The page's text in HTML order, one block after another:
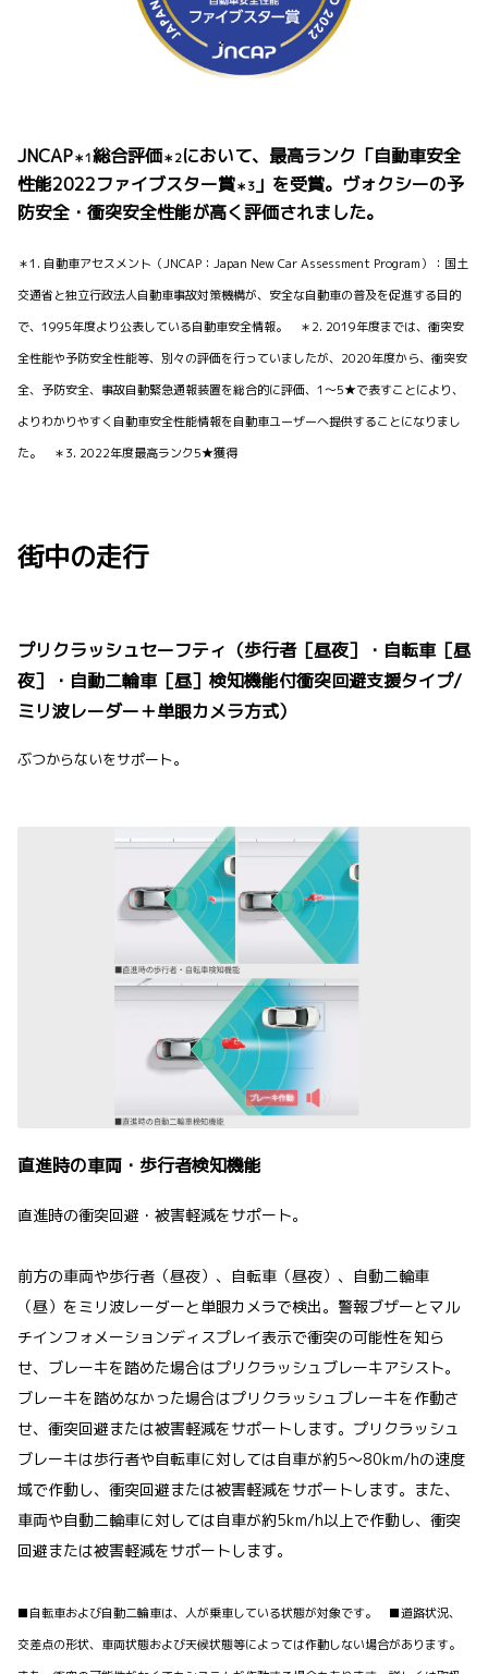
JNCAP＊1総合評価＊2において、最高ランク「自動車安全
性能2022ファイブスター賞＊3 」を受賞。ヴォクシーの予
防安全・衝突安全性能が高く評価されました。
＊1. 自動車アセスメント（JNCAP：Japan New Car Assessment Program）：国土
交通省と独立行政法人自動車事故対策機構が、安全な自動車の普及を促進する目的
で、1995年度より公表している自動車安全情報。 ＊2. 2019年度までは、衝突安
全性能や予防安全性能等、別々の評価を行っていましたが、2020年度から、衝突安
全、予防安全、事故自動緊急通報装置を総合的に評価、1～5★で表すことにより、
よりわかりやすく自動車安全性能情報を自動車ユーザーへ提供することになりまし
た。 ＊3. 2022年度最高ランク5★獲得
街中の走行
プリクラッシュセーフティ（歩行者［昼夜］・自転車［昼
夜］・自動二輪車［昼］検知機能付衝突回避支援タイプ/
ミリ波レーダー＋単眼カメラ方式）
ぶつからないをサポート。
直進時の車両・歩行者検知機能
直進時の衝突回避・被害軽減をサポート。
前方の車両や歩行者（昼夜）、自転車（昼夜）、自動二輪車
（昼）をミリ波レーダーと単眼カメラで検出。警報ブザーとマル
チインフォメーションディスプレイ表示で衝突の可能性を知ら
せ、ブレーキを踏めた場合はプリクラッシュブレーキアシスト。
ブレーキを踏めなかった場合はプリクラッシュブレーキを作動さ
せ、衝突回避または被害軽減をサポートします。プリクラッシュ
ブレーキは歩行者や自転車に対しては自車が約5〜80km/hの速度
域で作動し、衝突回避または被害軽減をサポートします。また、
車両や自動二輪車に対しては自車が約5km/h以上で作動し、衝突
回避または被害軽減をサポートします。
■自転車および自動二輪車は、人が乗車している状態が対象です。 ■道路状況、
交差点の形状、車両状態および天候状態等によっては作動しない場合があります。